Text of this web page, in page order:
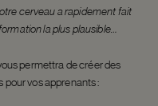
cerveau a rapidement fait
la plus plausible…
permettra de créer des
vos apprenants :